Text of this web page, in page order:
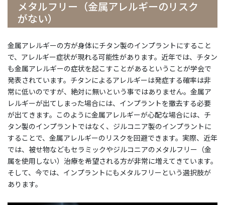
メタルフリー（金属アレルギーのリスク
がない）
金属アレルギーの方が身体にチタン製のインプラントにすること
で、アレルギー症状が現れる可能性があります。近年では、チタン
も金属アレルギーの症状を起こすことがあるということが学会で
発表されています。チタンによるアレルギーは発症する確率は非
常に低いのですが、絶対に無いという事ではありません。金属ア
レルギーが出てしまった場合には、インプラントを撤去する必要
が出てきます。このように金属アレルギーが心配な場合には、チ
タン製のインプラントではなく、ジルコニア製のインプラントに
することで、金属アレルギーのリスクを回避できます。実際、近年
では、被せ物などもセラミックやジルコニアのメタルフリー（金
属を使用しない）治療を希望される方が非常に増えてきています。
そして、今では、インプラントにもメタルフリーという選択肢が
あります。